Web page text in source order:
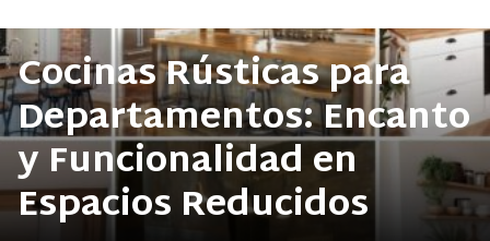
Cocinas Rústicas para
Departamentos: Encanto
y Funcionalidad en
Espacios Reducidos